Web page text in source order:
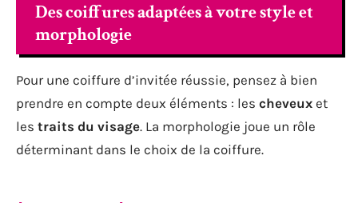
Des coiffures adaptées à votre style et
morphologie
Pour une coiffure d’invitée réussie, pensez à bien
prendre en compte deux éléments : les cheveux et
les traits du visage. La morphologie joue un rôle
déterminant dans le choix de la coiffure.